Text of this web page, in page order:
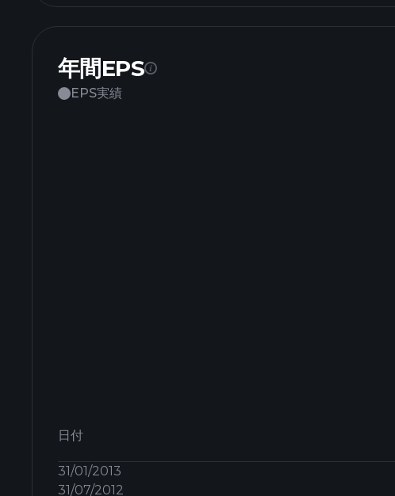
年間EPS
EPS実績
日付
31/01/2013
31/07/2012